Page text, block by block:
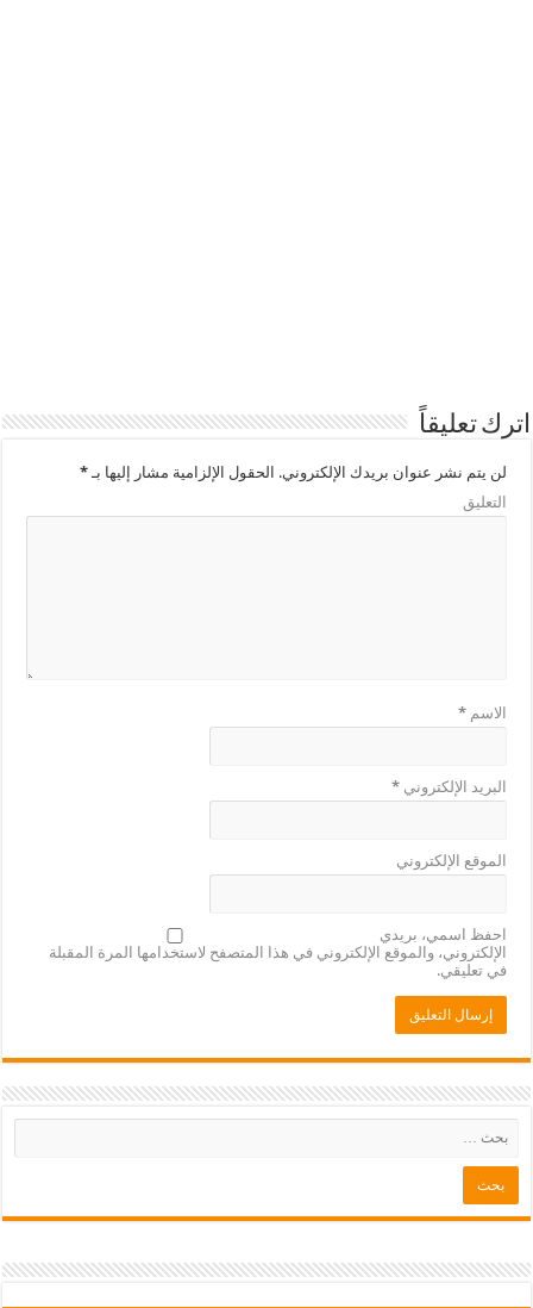
اترك تعليقاً
لن يتم نشر عنوان بريدك الإلكتروني. الحقول الإلزامية مشار إليها بـ*
التعليق
الاسم*
البريد الإلكتروني*
الموقع الإلكتروني
احفظ اسمي، بريدي
الإلكتروني، والموقع الإلكتروني في هذا المتصفح لاستخدامها المرة المقبلة
في تعليقي.